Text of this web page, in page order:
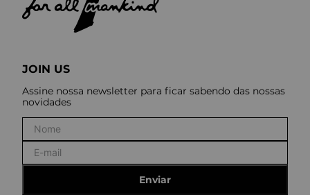
JOIN US
Assine nossa newsletter para ficar sabendo das nossas
novidades
Enviar